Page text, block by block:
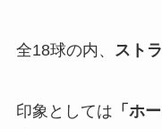
全18球の内、 スト
印象としては 「ホ